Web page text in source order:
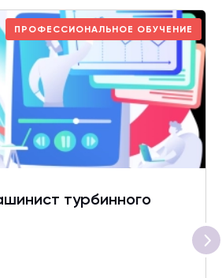
ПРОФЕССИОНАЛЬНОЕ ОБУЧЕНИЕ
турбинного